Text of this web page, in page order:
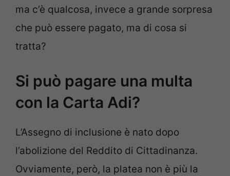
ma c’è qualcosa, invece a grande sorpresa
che può essere pagato, ma di cosa si
tratta?
Si può pagare una multa
con la Carta Adi?
L’Assegno di inclusione è nato dopo
l’abolizione del Reddito di Cittadinanza.
Ovviamente, però, la platea non è più la